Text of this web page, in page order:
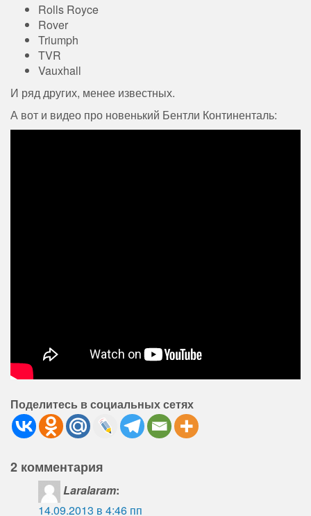
Rolls Royce
Rover
Triumph
TVR
Vauxhall
И ряд других, менее известных.
А вот и видео про новенький Бентли Континенталь:
Поделитесь в социальных сетях
2 комментария
Laralaram:
14.09.2013 в 4:46 пп